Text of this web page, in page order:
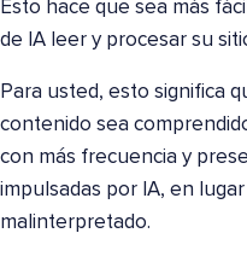
Esto hace que sea más
de IA leer y procesar su
Para usted, esto significa
contenido sea
con más frecuencia y
impulsadas por IA, en
malinterpretado.